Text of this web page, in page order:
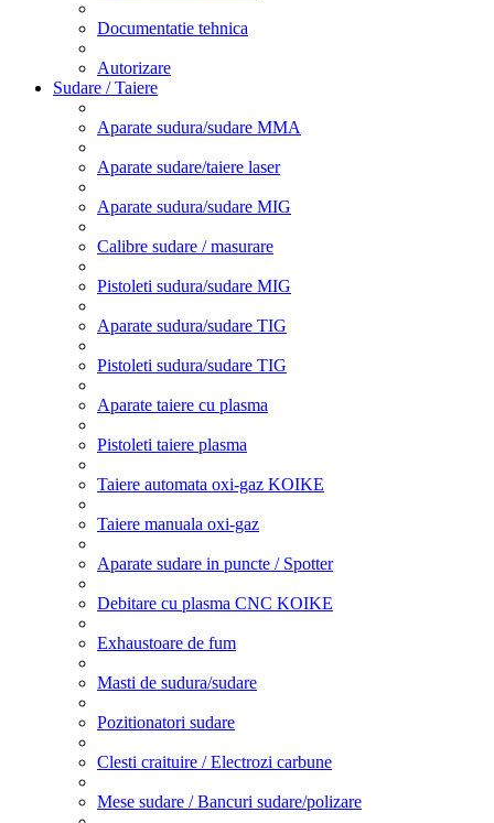
Documentatie tehnica
Autorizare
Sudare / Taiere
Aparate sudura/sudare MMA
Aparate sudare/taiere laser
Aparate sudura/sudare MIG
Calibre sudare / masurare
Pistoleti sudura/sudare MIG
Aparate sudura/sudare TIG
Pistoleti sudura/sudare TIG
Aparate taiere cu plasma
Pistoleti taiere plasma
Taiere automata oxi-gaz KOIKE
Taiere manuala oxi-gaz
Aparate sudare in puncte / Spotter
Debitare cu plasma CNC KOIKE
Exhaustoare de fum
Masti de sudura/sudare
Pozitionatori sudare
Clesti craituire / Electrozi carbune
Mese sudare / Bancuri sudare/polizare